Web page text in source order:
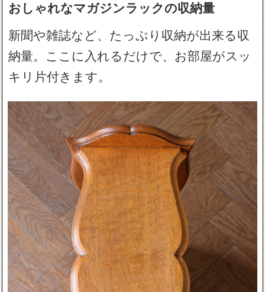
おしゃれなマガジンラックの収納量
新聞や雑誌など、たっぷり収納が出来る収
納量。ここに入れるだけで、お部屋がスッ
キリ片付きます。